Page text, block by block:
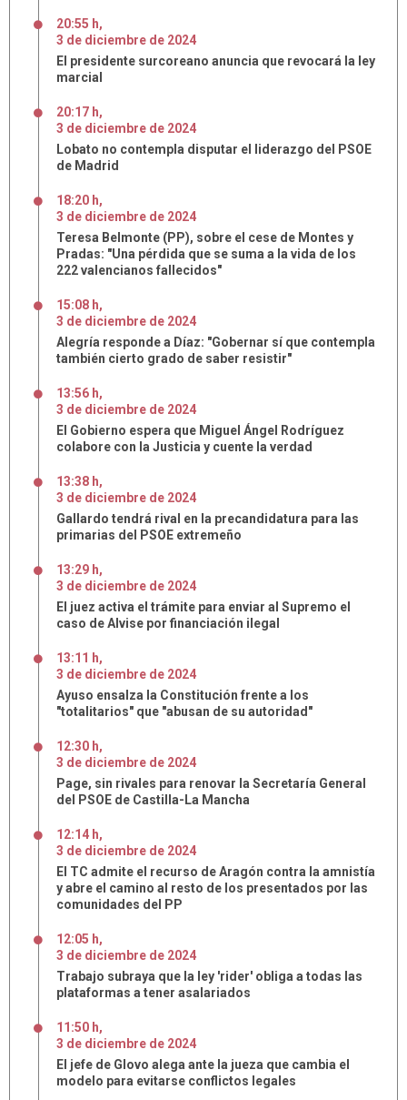
20:55 h,
3 de diciembre de 2024
El presidente surcoreano anuncia que revocará la ley
marcial
20:17 h,
3 de diciembre de 2024
Lobato no contempla disputar el liderazgo del PSOE
de Madrid
18:20 h,
3 de diciembre de 2024
Teresa Belmonte (PP), sobre el cese de Montes y
Pradas: "Una pérdida que se suma a la vida de los
222 valencianos fallecidos"
15:08 h,
3 de diciembre de 2024
Alegría responde a Díaz: "Gobernar sí que contempla
también cierto grado de saber resistir"
13:56 h,
3 de diciembre de 2024
El Gobierno espera que Miguel Ángel Rodríguez
colabore con la Justicia y cuente la verdad
13:38 h,
3 de diciembre de 2024
Gallardo tendrá rival en la precandidatura para las
primarias del PSOE extremeño
13:29 h,
3 de diciembre de 2024
El juez activa el trámite para enviar al Supremo el
caso de Alvise por financiación ilegal
13:11 h,
3 de diciembre de 2024
Ayuso ensalza la Constitución frente a los
"totalitarios" que "abusan de su autoridad"
12:30 h,
3 de diciembre de 2024
Page, sin rivales para renovar la Secretaría General
del PSOE de Castilla-La Mancha
12:14 h,
3 de diciembre de 2024
El TC admite el recurso de Aragón contra la amnistía
y abre el camino al resto de los presentados por las
comunidades del PP
12:05 h,
3 de diciembre de 2024
Trabajo subraya que la ley 'rider' obliga a todas las
plataformas a tener asalariados
11:50 h,
3 de diciembre de 2024
El jefe de Glovo alega ante la jueza que cambia el
modelo para evitarse conflictos legales